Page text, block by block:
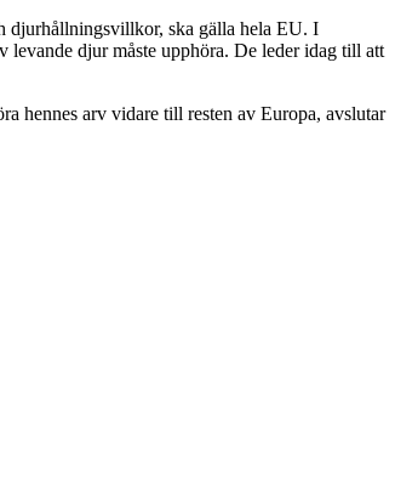
djurhållningsvillkor, ska gälla hela EU. I
djur måste upphöra. De leder idag till att
hennes arv vidare till resten av Europa, avslutar